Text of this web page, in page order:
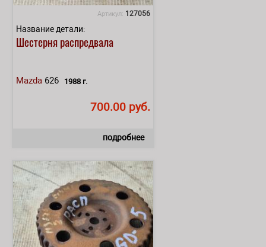
Артикул: 127056
Название детали:
Шестерня распредвала
Mazda 626 1988 г.
700.00 руб.
подробнее